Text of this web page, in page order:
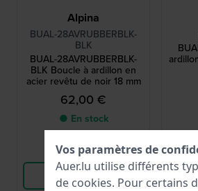
Alpina
BUAL-28AVRUBBERBLK-
BLK
BUAL-28AVRUBBERBLK-
BLK Boucle à ardillon en
acier revêtu de noir 18 mm
62,00 €
● En stock
Comparer
Voir les produits
Vos paramètres de
Auer.lu utilise différents
de cookies. Pour certains